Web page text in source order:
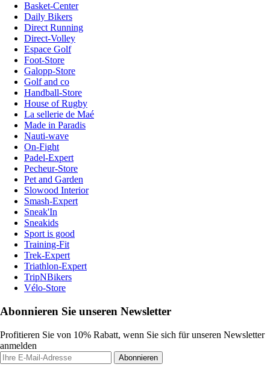
Basket-Center
Daily Bikers
Direct Running
Direct-Volley
Espace Golf
Foot-Store
Galopp-Store
Golf and co
Handball-Store
House of Rugby
La sellerie de Maé
Made in Paradis
Nauti-wave
On-Fight
Padel-Expert
Pecheur-Store
Pet and Garden
Slowood Interior
Smash-Expert
Sneak'In
Sneakids
Sport is good
Training-Fit
Trek-Expert
Triathlon-Expert
TripNBikers
Vélo-Store
Abonnieren Sie unseren Newsletter
Profitieren Sie von 10% Rabatt, wenn Sie sich für unseren Newsletter
anmelden
Abonnieren